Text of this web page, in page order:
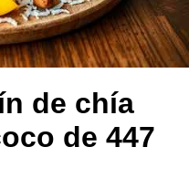
de chía
de 447